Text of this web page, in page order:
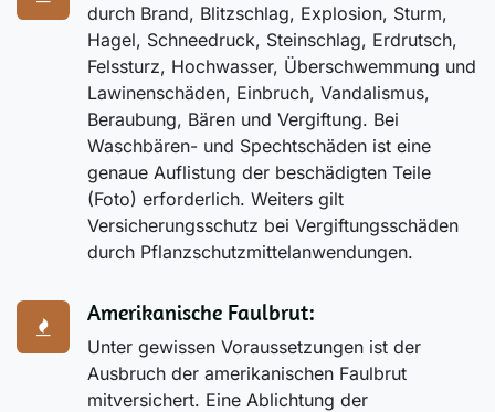
durch Brand, Blitzschlag, Explosion, Sturm,
Hagel, Schneedruck, Steinschlag, Erdrutsch,
Felssturz, Hochwasser, Überschwemmung und
Lawinenschäden, Einbruch, Vandalismus,
Beraubung, Bären und Vergiftung. Bei
Waschbären- und Spechtschäden ist eine
genaue Auflistung der beschädigten Teile
(Foto) erforderlich. Weiters gilt
Versicherungsschutz bei Vergiftungsschäden
durch Pflanzschutzmittelanwendungen.
Amerikanische Faulbrut:
Unter gewissen Voraussetzungen ist der
Ausbruch der amerikanischen Faulbrut
mitversichert. Eine Ablichtung der